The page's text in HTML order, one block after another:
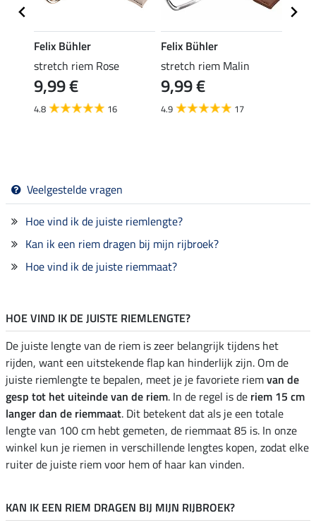
Felix Bühler
stretch riem Rose
9,99 €
4.8 16
Felix Bühler
stretch riem Malin
9,99 €
4.9 17
Veelgestelde vragen
Hoe vind ik de juiste riemlengte?
Kan ik een riem dragen bij mijn rijbroek?
Hoe vind ik de juiste riemmaat?
HOE VIND IK DE JUISTE RIEMLENGTE?
De juiste lengte van de riem is zeer belangrijk tijdens het
rijden, want een uitstekende flap kan hinderlijk zijn. Om de
juiste riemlengte te bepalen, meet je je favoriete riemvan de
gesp tot het uiteinde van de riem. In de regel is de riem 15 cm
langer dan de riemmaat. Dit betekent dat als je een totale
lengte van 100 cm hebt gemeten, de riemmaat 85 is. In onze
winkel kun je riemen in verschillende lengtes kopen, zodat elke
ruiter de juiste riem voor hem of haar kan vinden.
KAN IK EEN RIEM DRAGEN BIJ MIJN RIJBROEK?